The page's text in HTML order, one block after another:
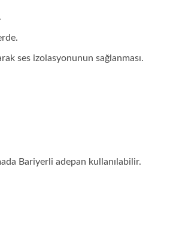
ses izolasyonunun sağlanması.
Bariyerli adepan kullanılabilir.